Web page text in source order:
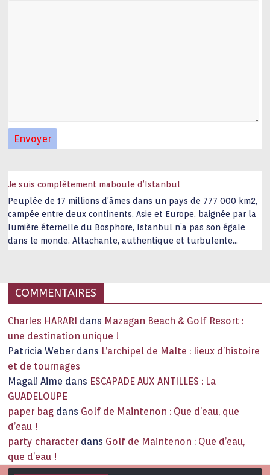
Je suis complètement maboule d’Istanbul
Peuplée de 17 millions d’âmes dans un pays de 777 000 km2,
campée entre deux continents, Asie et Europe, baignée par la
lumière éternelle du Bosphore, Istanbul n’a pas son égale
dans le monde. Attachante, authentique et turbulente
COMMENTAIRES
Charles HARARI dans Mazagan Beach & Golf Resort :
une destination unique !
Patricia Weber dans L’archipel de Malte : lieux d’histoire
et de tournages
Magali Aime dans ESCAPADE AUX ANTILLES : La
GUADELOUPE
paper bag dans Golf de Maintenon : Que d’eau, que
d’eau !
party character dans Golf de Maintenon : Que d’eau,
que d’eau !